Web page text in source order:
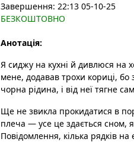
Завершення: 22:13 05-10-25
БЕЗКОШТОВНО
Анотація:
Я сиджу на кухні й дивлюся на
мене, додавав трохи кориці,
чорна рідина, і від неї тягне
Ще не звикла прокидатися в
плеча — усе це здається сном,
Повідомлення, кілька рядків